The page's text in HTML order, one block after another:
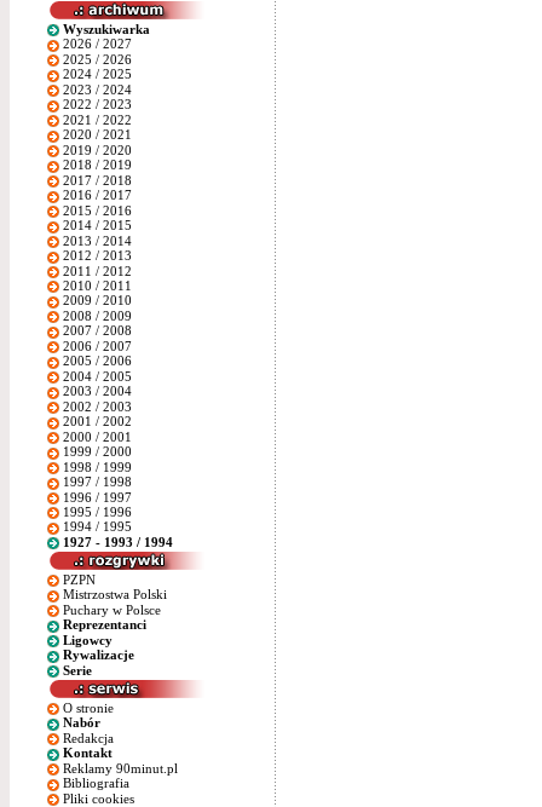
Wyszukiwarka
2026 / 2027
2025 / 2026
2024 / 2025
2023 / 2024
2022 / 2023
2021 / 2022
2020 / 2021
2019 / 2020
2018 / 2019
2017 / 2018
2016 / 2017
2015 / 2016
2014 / 2015
2013 / 2014
2012 / 2013
2011 / 2012
2010 / 2011
2009 / 2010
2008 / 2009
2007 / 2008
2006 / 2007
2005 / 2006
2004 / 2005
2003 / 2004
2002 / 2003
2001 / 2002
2000 / 2001
1999 / 2000
1998 / 1999
1997 / 1998
1996 / 1997
1995 / 1996
1994 / 1995
1927 - 1993 / 1994
PZPN
Mistrzostwa Polski
Puchary w Polsce
Reprezentanci
Ligowcy
Rywalizacje
Serie
O stronie
Nabór
Redakcja
Kontakt
Reklamy 90minut.pl
Bibliografia
Pliki cookies